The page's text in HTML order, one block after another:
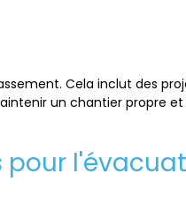
Cela inclut des
un chantier propre